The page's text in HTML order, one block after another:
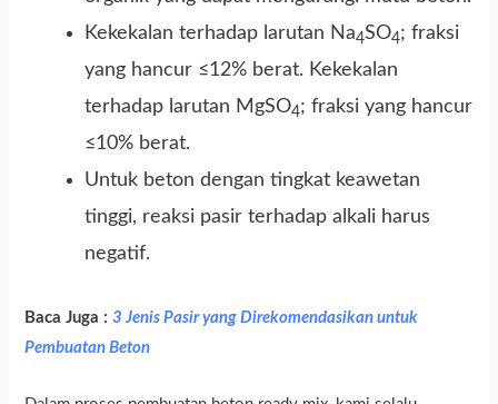
Kekekalan terhadap larutan Na4SO4; fraksi
yang hancur ≤12% berat. Kekekalan
terhadap larutan MgSO4; fraksi yang hancur
≤10% berat.
Untuk beton dengan tingkat keawetan
tinggi, reaksi pasir terhadap alkali harus
negatif.
Baca Juga :3 Jenis Pasir yang Direkomendasikan untuk
Pembuatan Beton